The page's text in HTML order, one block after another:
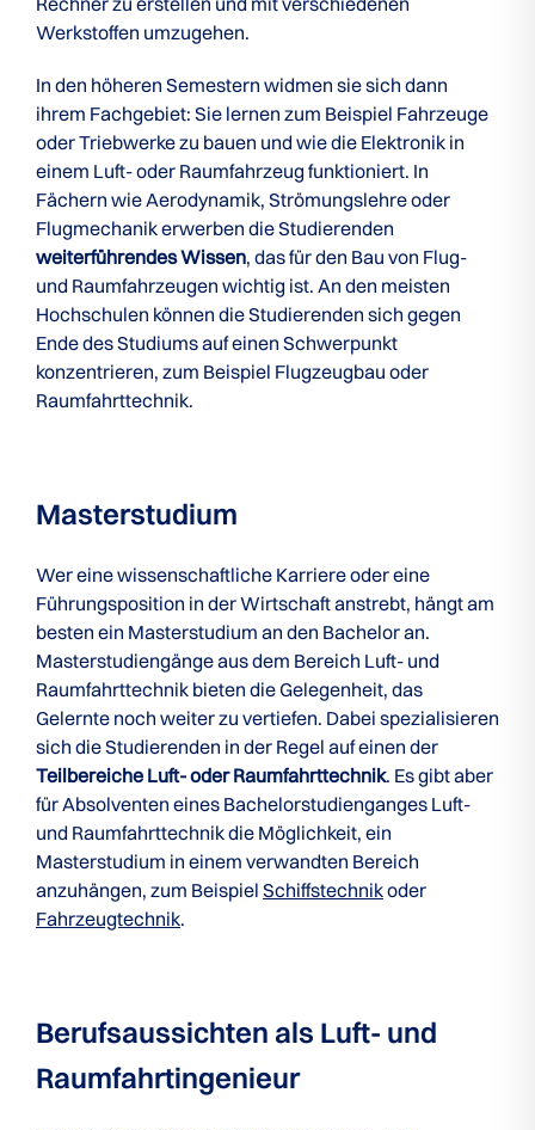
Werkstoffen umzugehen.
In den höheren Semestern widmen sie sich dann
ihrem Fachgebiet: Sie lernen zum Beispiel Fahrzeuge
oder Triebwerke zu bauen und wie die Elektronik in
einem Luft- oder Raumfahrzeug funktioniert. In
Fächern wie Aerodynamik, Strömungslehre oder
Flugmechanik erwerben die Studierenden
weiterführendes Wissen, das für den Bau von Flug-
und Raumfahrzeugen wichtig ist. An den meisten
Hochschulen können die Studierenden sich gegen
Ende des Studiums auf einen Schwerpunkt
konzentrieren, zum Beispiel Flugzeugbau oder
Raumfahrttechnik.
Masterstudium
Wer eine wissenschaftliche Karriere oder eine
Führungsposition in der Wirtschaft anstrebt, hängt am
besten ein Masterstudium an den Bachelor an.
Masterstudiengänge aus dem Bereich Luft- und
Raumfahrttechnik bieten die Gelegenheit, das
Gelernte noch weiter zu vertiefen. Dabei spezialisieren
sich die Studierenden in der Regel auf einen der
Teilbereiche Luft- oder Raumfahrttechnik. Es gibt aber
für Absolventen eines Bachelorstudienganges Luft-
und Raumfahrttechnik die Möglichkeit, ein
Masterstudium in einem verwandten Bereich
anzuhängen, zum Beispiel Schiffstechnikoder
Fahrzeugtechnik.
Berufsaussichten als Luft- und
Raumfahrtingenieur